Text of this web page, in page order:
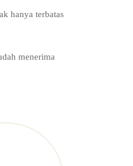
hanya terbatas
menerima